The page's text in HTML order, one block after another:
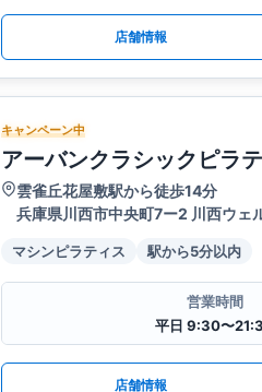
店舗情報
キャンペーン中
アーバンクラシックピラ
雲雀丘花屋敷駅から徒歩14分
兵庫県川西市中央町7ー2 川西ウェ
マシンピラティス 駅から5分以内
営業時間
平日 9:30〜
店舗情報